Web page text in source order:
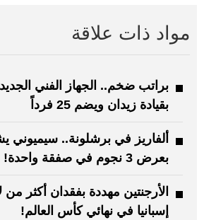
مواد ذات علاقة
براتب ضخم.. الجهاز الفني
بقيادة زيدان ويضم 25 فرداً
ألفاريز في برشلونة.. سيميوني
بعرض 3 نجوم في صفقة واحدة!
الأرجنتين مهددة بفقدان أكثر
إسبانيا في نهائي كأس العالم!